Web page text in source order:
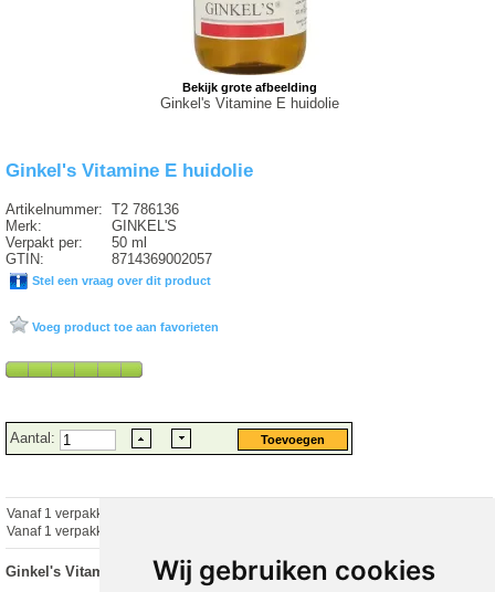
Wij gebruiken cookies
Bekijk grote afbeelding
Ginkel's Vitamine E huidolie
Ginkel's Vitamine E huidolie
Artikelnummer:
Merk:
Verpakt per:
GTIN:
T2 786136
GINKEL'S
50 ml
8714369002057
Stel een vraag over dit product
Voeg product toe aan favorieten
Aantal:
Vanaf 1 verpakking
Vanaf 1 verpakking
Ginkel's Vitamine E huidolie